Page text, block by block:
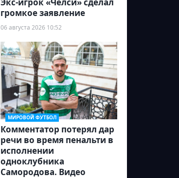
громкое заявление
06 августа 2026 10:52
МИРОВОЙ ФУТБОЛ
Комментатор потерял дар
речи во время пенальти в
исполнении
одноклубника
Самородова. Видео